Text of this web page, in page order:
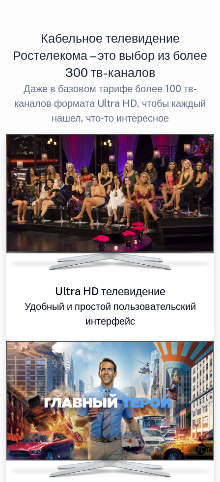
Кабельное телевидение
Ростелекома – это выбор из более
300 тв-каналов
Даже в базовом тарифе более 100 тв-
каналов формата Ultra HD, чтобы каждый
нашел, что-то интересное
Ultra HD телевидение
Удобный и простой пользовательский
интерфейс